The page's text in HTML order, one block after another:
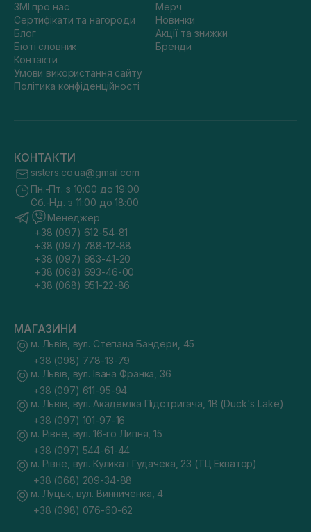
ЗМІ про нас
Сертифікати та нагороди
Блог
Бюті словник
Контакти
Умови використання сайту
Політика конфіденційності
Мерч
Новинки
Акції та знижки
Бренди
КОНТАКТИ
sisters.co.ua@gmail.com
Пн.-Пт. з 10:00 до 19:00
Сб.-Нд. з 11:00 до 18:00
Менеджер
+38 (097) 612-54-81
+38 (097) 788-12-88
+38 (097) 983-41-20
+38 (068) 693-46-00
+38 (068) 951-22-86
МАГАЗИНИ
м. Львів, вул. Степана Бандери, 45
+38 (098) 778-13-79
м. Львів, вул. Івана Франка, 36
+38 (097) 611-95-94
м. Львів, вул. Академіка Підстригача, 1В (Duck's Lake)
+38 (097) 101-97-16
м. Рівне, вул. 16-го Липня, 15
+38 (097) 544-61-44
м. Рівне, вул. Кулика і Гудачека, 23 (ТЦ Екватор)
+38 (068) 209-34-88
м. Луцьк, вул. Винниченка, 4
+38 (098) 076-60-62